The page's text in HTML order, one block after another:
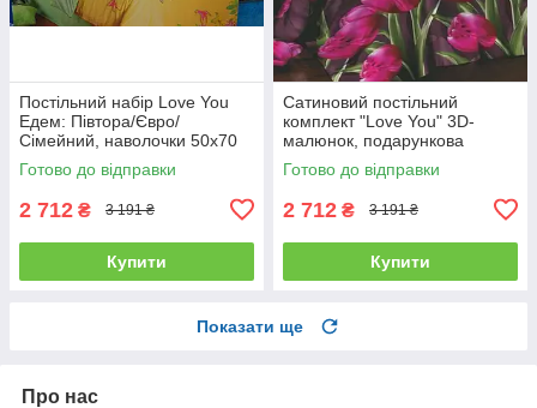
Постільний набір Love You
Едем: Півтора/Євро/
Сімейний, наволочки 50x70
полуторний
Готово до відправки
2 712 ₴ 3 191 ₴
Купити
Сатиновий постільний
комплект "Love You" 3D-
малюнок, подарункова
упаковка полуторний
Готово до відправки
2 712 ₴ 3 191 ₴
Купити
Показати ще
Про нас